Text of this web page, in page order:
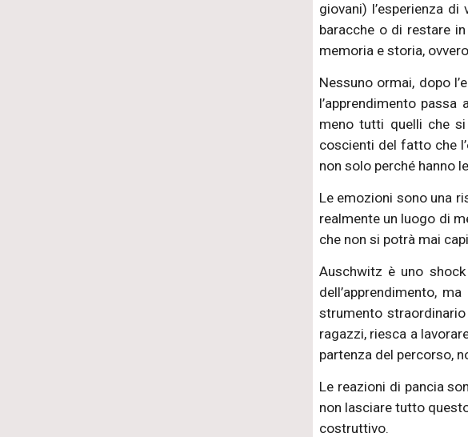
giovani) l’esperienza
baracche o di restare
memoria e storia,
Nessuno ormai, dopo
l’apprendimento
meno tutti quelli che
coscienti del fatto che
non solo perché hanno
Le emozioni sono una
realmente un luogo di
che non si potrà mai
Auschwitz è uno
dell’apprendimento,
strumento
ragazzi, riesca a
partenza del percorso,
Le reazioni di pancia
non lasciare tutto
costruttivo.